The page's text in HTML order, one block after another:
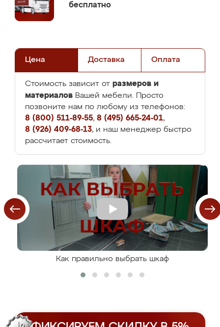
бесплатно
Цена Доставка Оплата
Стоимость зависит от размеров и
материалов Вашей мебели. Просто
позвоните нам по любому из телефонов:
8 (800) 511-89-55, 8 (495) 665-24-01,
8 (926) 409-68-13, и наш менеджер быстро
рассчитает стоимость.
Как правильно выбрать шкаф